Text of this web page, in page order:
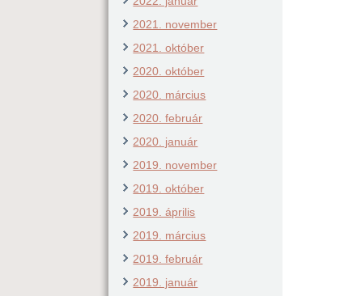
2021. november
2021. október
2020. október
2020. március
2020. február
2020. január
2019. november
2019. október
2019. április
2019. március
2019. február
2019. január